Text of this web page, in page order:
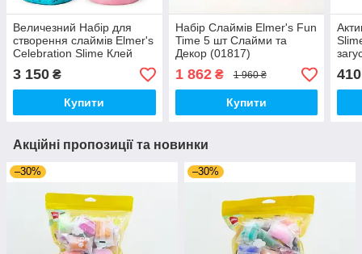
Величезний Набір для
створення слаймів Elmer's
Celebration Slime Клей
Елмерс та Активатори 10
шт (00354)
3 150 ₴
Купити
Набір Слаймів Elmer's Fun
Time 5 шт Слайми та
Декор (01817)
1 862₴ 1 960 ₴
Купити
410
Акційні пропозиції та новинки
–30% –30%